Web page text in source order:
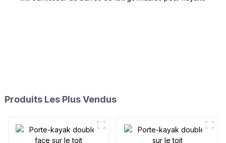
Produits Les Plus Vendus